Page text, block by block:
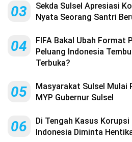
03
Sekda Sulsel Apresiasi
Nyata Seorang Santri
04
FIFA Bakal Ubah Format
Peluang Indonesia
Terbuka?
05
Masyarakat Sulsel Mulai
MYP Gubernur Sulsel
06
Di Tengah Kasus Korupsi
Indonesia Diminta